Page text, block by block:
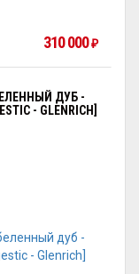
310 000₽
ДУБ -
- GLENRICH]